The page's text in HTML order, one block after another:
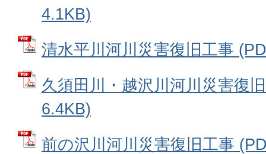
4.1KB)
清水平川河川災害復旧工事
久須田川・越沢川河川災害復
6.4KB)
前の沢川河川災害復旧工事